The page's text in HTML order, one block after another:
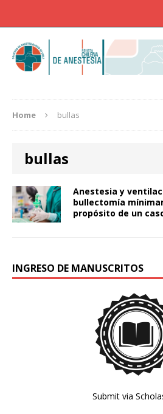
Home bullas
bullas
Anestesia y
bullectomía
propósito de un
INGRESO DE MANUSCRITOS
Submit via